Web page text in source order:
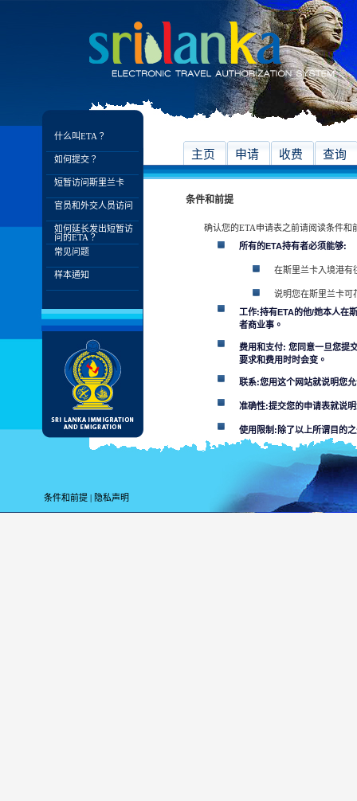
什么叫ETA？
如何提交？
短暂访问斯里兰卡
官员和外交人员访问
如何延长发出短暂访
问的ETA？
常见问题
样本通知
主页 申请 收费 查询
条件和前提
确认您的ETA申请表之前请阅读条件和
所有的ETA持有者必须能够:
在斯里兰卡入境港有
说明您在斯里兰卡可
工作:持有ETA的他/她本人在
者商业事。
费用和支付: 您同意一旦您提
要求和费用时时会变。
联系:您用这个网站就说明您
准确性:提交您的申请表就说
使用限制:除了以上所谓目的
用这个网站您便就接受
斯里兰卡移居与移民部不负责
某个部门或其代理对网站所在
条件和前提 | 隐私声明